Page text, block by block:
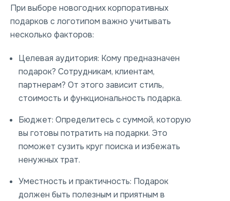
При выборе новогодних корпоративных
подарков с логотипом важно учитывать
несколько факторов:
Целевая аудитория: Кому предназначен
подарок? Сотрудникам, клиентам,
партнерам? От этого зависит стиль,
стоимость и функциональность подарка.
Бюджет: Определитесь с суммой, которую
вы готовы потратить на подарки. Это
поможет сузить круг поиска и избежать
ненужных трат.
Уместность и практичность: Подарок
должен быть полезным и приятным в